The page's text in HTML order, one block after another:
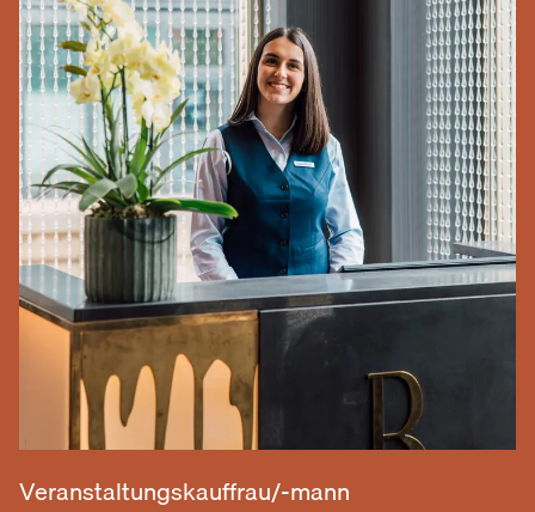
Veranstaltungskauffrau/-mann